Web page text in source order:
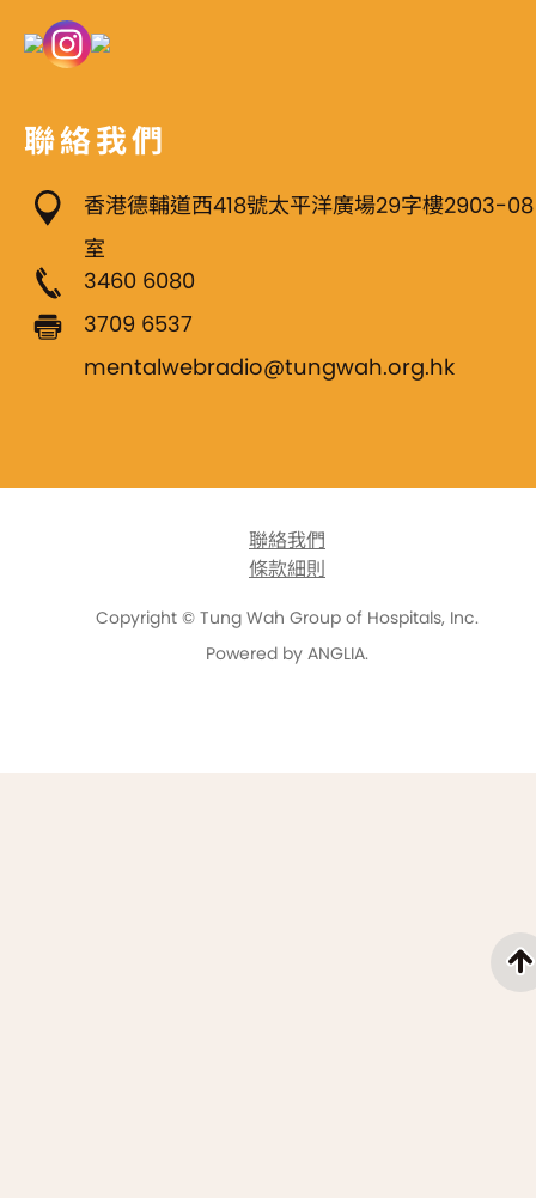
聯絡我們
香港德輔道西418號太平洋廣場29字樓2903-08
室
3460 6080
3709 6537
mentalwebradio@tungwah.org.hk
聯絡我們
條款細則
Copyright © Tung Wah Group of Hospitals, Inc.
Powered by ANGLIA.